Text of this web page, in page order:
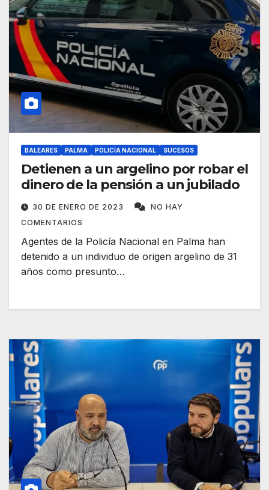
BALEARES PALMA POLICÍA NACIONAL SUCESOS
Detienen a un argelino por robar el
dinero de la pensión a un jubilado
30 DE ENERO DE 2023
NO HAY
COMENTARIOS
Agentes de la Policía Nacional en Palma han
detenido a un individuo de origen argelino de 31
años como presunto…